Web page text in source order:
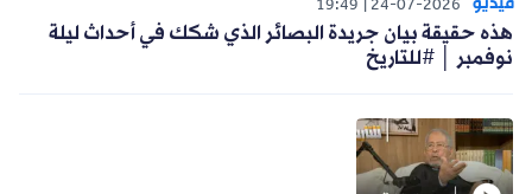
24-07-2026
19:49
هذه حقيقة بيان جريدة البصائر الذي شكك في أحداث ليلة
نوفمبر │ #للتاريخ